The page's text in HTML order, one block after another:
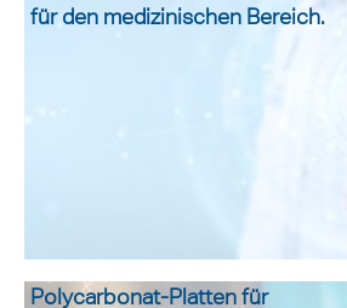
für den medizinischen Bereich.
Polycarbonat-Platten für